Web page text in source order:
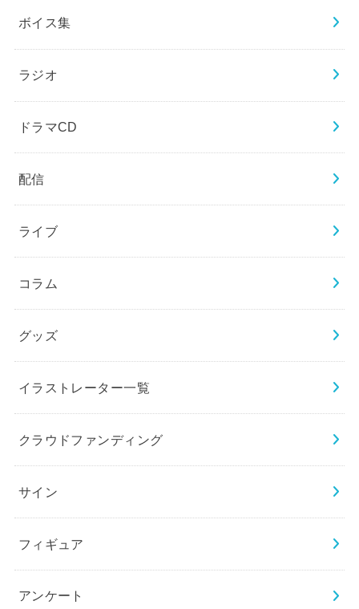
ボイス集
ラジオ
ドラマCD
配信
ライブ
コラム
グッズ
イラストレーター一覧
クラウドファンディング
サイン
フィギュア
アンケート